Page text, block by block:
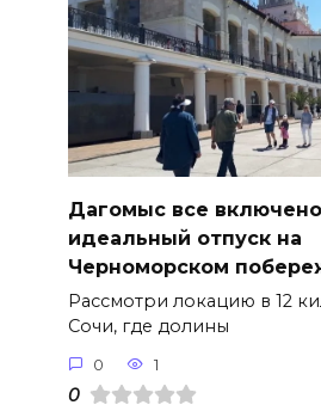
Дагомыс все
идеальный отпуск на
Черноморском
Рассмотри локацию в 12
Сочи, где долины
0 1
0